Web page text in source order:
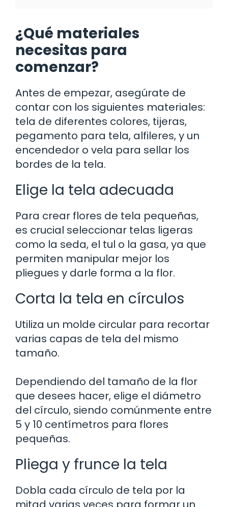
¿Qué materiales
necesitas para
comenzar?
Antes de empezar, asegúrate de
contar con los siguientes materiales:
tela de diferentes colores, tijeras,
pegamento para tela, alfileres, y un
encendedor o vela para sellar los
bordes de la tela.
Elige la tela adecuada
Para crear flores de tela pequeñas,
es crucial seleccionar telas ligeras
como la seda, el tul o la gasa, ya que
permiten manipular mejor los
pliegues y darle forma a la flor.
Corta la tela en círculos
Utiliza un molde circular para recortar
varias capas de tela del mismo
tamaño.
Dependiendo del tamaño de la flor
que desees hacer, elige el diámetro
del círculo, siendo comúnmente entre
5 y 10 centímetros para flores
pequeñas.
Pliega y frunce la tela
Dobla cada círculo de tela por la